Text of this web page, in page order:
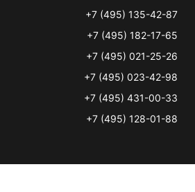
+7 (495) 135-42-87
+7 (495) 182-17-65
+7 (495) 021-25-26
+7 (495) 023-42-98
+7 (495) 431-00-33
+7 (495) 128-01-88